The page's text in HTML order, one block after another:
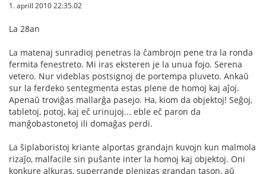
1. aprill 2010 22:35.02
La 28an
La matenaj sunradioj penetras la ĉambrojn pene tra la ronda
fermita fenestreto. Mi iras eksteren je la unua fojo. Serena
vetero. Nur videblas postsignoj de portempa pluveto. Ankaŭ
sur la ferdeko sentegmenta estas plene de homoj kaj aĵoj.
Apenaŭ troviĝas mallarĝa pasejo. Ha, kiom da objektoj! Seĝoj,
tabletoj, potoj, kaj eĉ urinujoj... eble eĉ paron da
manĝobastonetoj ili domaĝas perdi.
La ŝiplaboristoj kriante alportas grandajn kuvojn kun malmola
rizaĵo, malfacile sin puŝante inter la homoj kaj objektoj. Oni
konkure alkuras, superrande plenigas grandan tason, aŭ